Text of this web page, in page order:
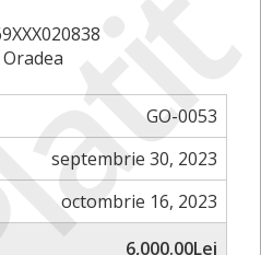
GO-0053
septembrie 30, 2023
octombrie 16, 2023
6,000.00Lei